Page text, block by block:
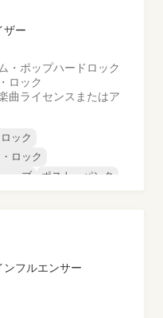
ザー
・ポップハードロック
ロック
曲ライセンスまたはア
ック
ロック
ーブ
ポスト・パンク
ンフルエンサー